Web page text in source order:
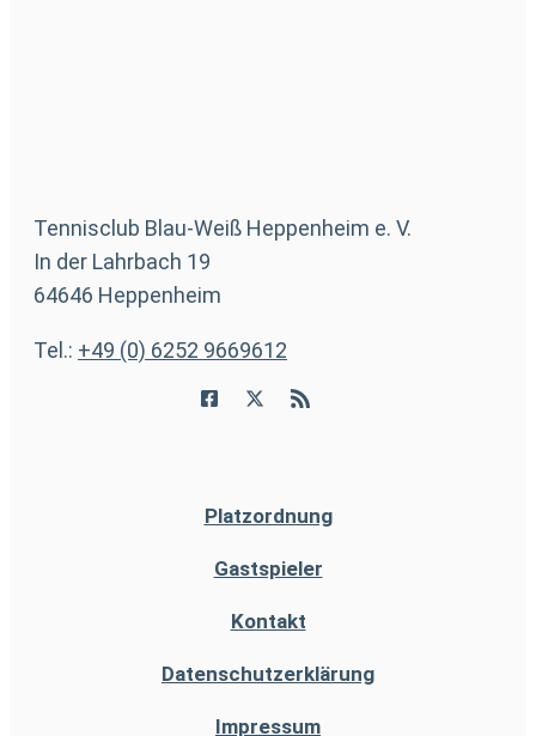
Tennisclub Blau-Weiß Heppenheim e. V.
In der Lahrbach 19
64646 Heppenheim
Tel.: +49 (0) 6252 9669612
Platzordnung
Gastspieler
Kontakt
Datenschutzerklärung
Impressum